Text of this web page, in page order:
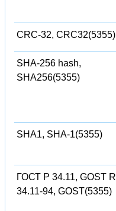
CRC-32, CRC32(5355)
SHA-256 hash,
SHA256(5355)
SHA1, SHA-1(5355)
ГОСТ Р 34.11, GOST R
34.11-94, GOST(5355)